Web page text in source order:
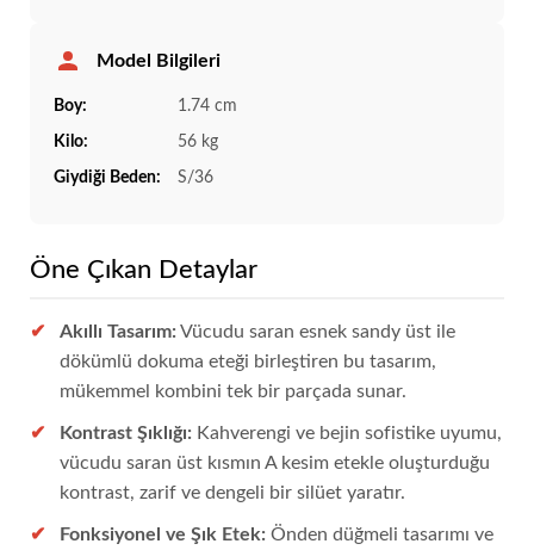
Model Bilgileri
Boy: 1.74 cm
Kilo: 56 kg
Giydiği Beden: S/36
Öne Çıkan Detaylar
Akıllı Tasarım: Vücudu saran esnek sandy üst ile
dökümlü dokuma eteği birleştiren bu tasarım,
mükemmel kombini tek bir parçada sunar.
Kontrast Şıklığı: Kahverengi ve bejin sofistike uyumu,
vücudu saran üst kısmın A kesim etekle oluşturduğu
kontrast, zarif ve dengeli bir silüet yaratır.
Fonksiyonel ve Şık Etek: Önden düğmeli tasarımı ve